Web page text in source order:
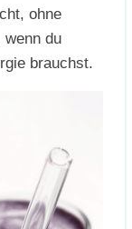
ohne
du
brauchst.